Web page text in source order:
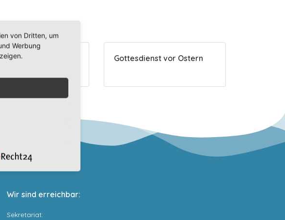
ist da Gottesdienst vor Ostern
Wir sind erreichbar:
Sekretariat:
von Dritten, um
Werbung